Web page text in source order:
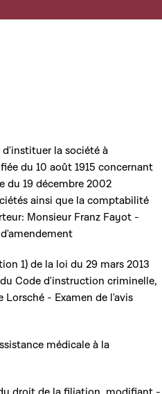
la société à
du 10 août 1915 concernant
du 19 décembre 2002
ainsi que la comptabilité
Monsieur Franz Fayot -
1) de la loi du 29 mars 2013
Code d'instruction criminelle,
Lorsché - Examen de l'avis
médicale à la